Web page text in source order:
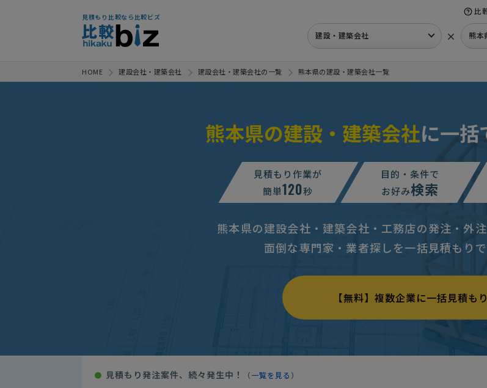
見積もり比較なら比較ビズ
比
建設・建築会社 × 熊本
HOME 建設会社・建築会社 建設会社・建築会社の一覧 熊本県の建設・建築会社一覧
熊本県の建設・建築会社に一括
見積もり作業が
簡単120秒
目的・条件で
お好み検索
熊本県の建設会社・建築会社・工務店の発注・外
面倒な専門家・業者探しを一括見積もり
【無料】複数企業に一括見積もり
● 見積もり発注案件、続々発生中！ （一覧を見る ）
【外壁工事（サイディング）の一部破損修理及び目地刷新・塗装】の見積り 予算上限
【1階53坪をオフィスとして利用したい】内装工事の見積り 予算上限なし 熊本県
【店舗】内装工事の見積り 相談して決めたい 熊本県
相談して決めたい 熊本県
【井戸の水脈調査】基礎・土木工事の見積り 相談して決めたい 熊本県
予算上限なし 熊本県
リフォーム業者への見積り 1500万円まで